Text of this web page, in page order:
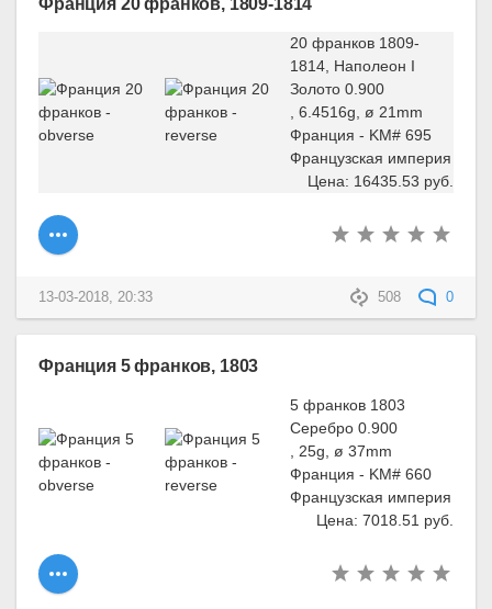
20 франков 1809-
1814, Наполеон I
Золото 0.900
, 6.4516g, ø 21mm
Франция - KM# 695
Французская империя
Цена: 16435.53 руб.
508 0
13-03-2018, 20:33
Франция 5 франков, 1803
5 франков 1803
Серебро 0.900
, 25g, ø 37mm
Франция - KM# 660
Французская империя
Цена: 7018.51 руб.